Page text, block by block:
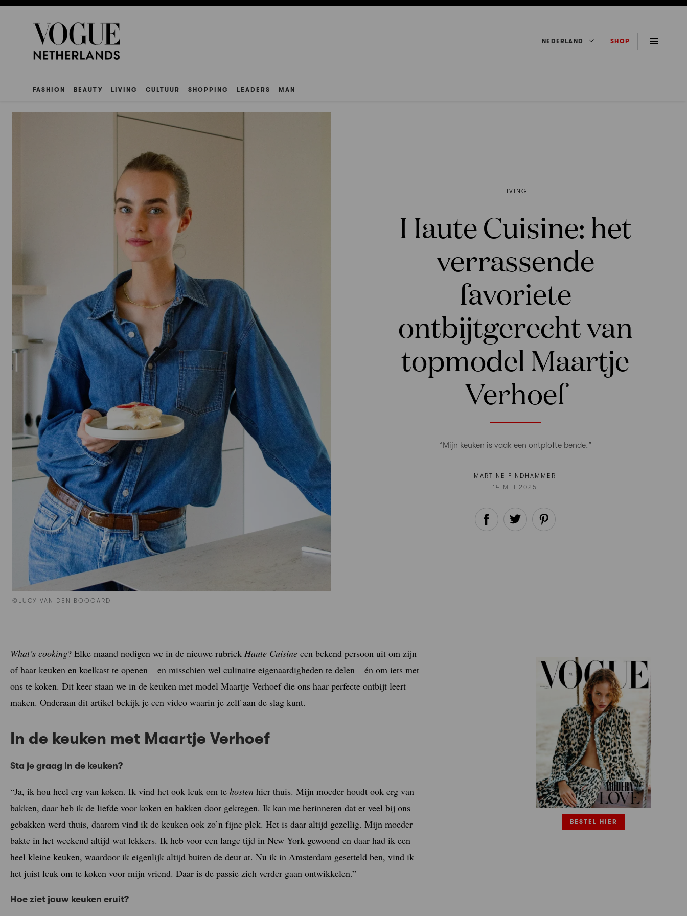
NEDERLAND SHOP
FASHION BEAUTY LIVING CULTUUR SHOPPING LEADERS MAN
©LUCY VAN DEN BOOGARD
LIVING
Haute Cuisine: het
verrassende
favoriete
ontbijtgerecht van
topmodel Maartje
Verhoef
“Mijn keuken is vaak een ontplofte bende.”
MARTINE FINDHAMMER
14 MEI 2025
What’s cooking? Elke maand nodigen we in de nieuwe rubriek Haute Cuisine een bekend persoon uit om zijn
of haar keuken en koelkast te openen – en misschien wel culinaire eigenaardigheden te delen – én om iets met
ons te koken. Dit keer staan we in de keuken met model Maartje Verhoef die ons haar perfecte ontbijt leert
maken. Onderaan dit artikel bekijk je een video waarin je zelf aan de slag kunt.
In de keuken met Maartje Verhoef
Sta je graag in de keuken?
“Ja, ik hou heel erg van koken. Ik vind het ook leuk om te hosten hier thuis. Mijn moeder houdt ook erg van
bakken, daar heb ik de liefde voor koken en bakken door gekregen. Ik kan me herinneren dat er veel bij ons
gebakken werd thuis, daarom vind ik de keuken ook zo’n fijne plek. Het is daar altijd gezellig. Mijn moeder
bakte in het weekend altijd wat lekkers. Ik heb voor een lange tijd in New York gewoond en daar had ik een
heel kleine keuken, waardoor ik eigenlijk altijd buiten de deur at. Nu ik in Amsterdam gesetteld ben, vind ik
het juist leuk om te koken voor mijn vriend. Daar is de passie zich verder gaan ontwikkelen.”
Hoe ziet jouw keuken eruit?
BESTEL HIER